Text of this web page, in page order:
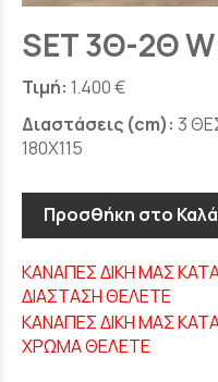
SET 3Θ-2Θ W
Τιμή: 1.400 €
Διαστάσεις (cm): 3
180Χ115
Προσθήκη στο
ΚΑΝΑΠΕΣ ΔΙΚΗ ΜΑΣ
ΔΙΑΣΤΑΣΗ ΘΕΛΕΤΕ
ΚΑΝΑΠΕΣ ΔΙΚΗ ΜΑΣ
ΧΡΩΜΑ ΘΕΛΕΤΕ